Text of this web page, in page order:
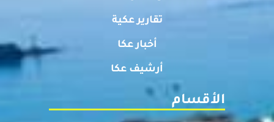
تقارير عكية
أخبار عكا
أرشيف عكا
الأقسام